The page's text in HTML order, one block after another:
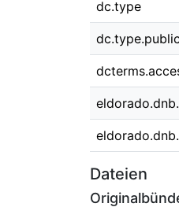
dc.type
Dateien